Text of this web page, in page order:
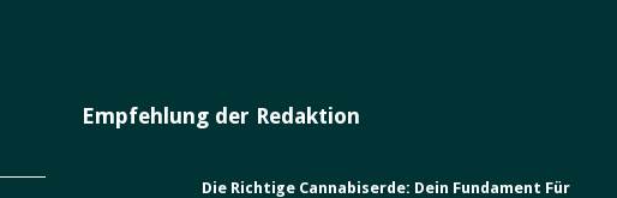
Empfehlung der Redaktion
Die Richtige Cannabiserde: Dein Fundament Für